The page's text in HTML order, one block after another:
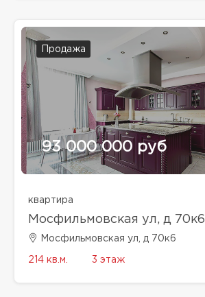
Продажа
93 000 000 руб
квартира
Мосфильмовская ул, д 70к6
Мосфильмовская ул, д 70к6
214 кв.м. 3 этаж